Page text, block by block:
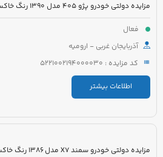
فعال
آذربایجان غربی - ارومیه
کد مزایده : 5221002194000030
اطلاعات بیشتر